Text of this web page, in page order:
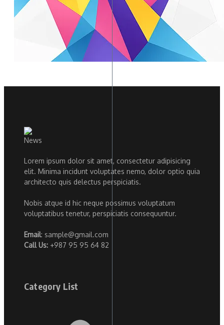
Lorem ipsum dolor sit amet, consectetur adipisicing
elit. Minima incidunt voluptates nemo, dolor optio quia
architecto quis delectus perspiciatis.
Nobis atque id hic neque possimus voluptatum
voluptatibus tenetur, perspiciatis consequuntur.
Email: sample@gmail.com
Call Us: +987 95 95 64 82
Category List